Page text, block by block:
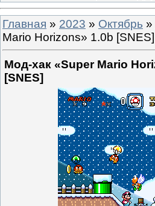
Главная » 2023 » Октябрь »
Mario Horizons» 1.0b [SNES]
Мод-хак «Super Mario
[SNES]